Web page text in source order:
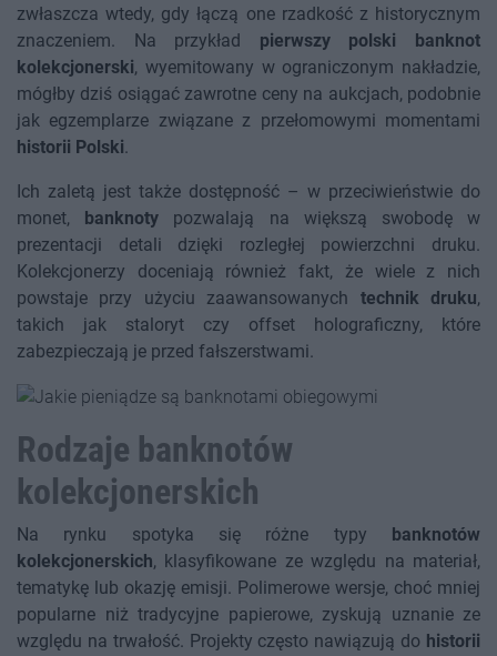
zwłaszcza wtedy, gdy łączą one rzadkość z historycznym
znaczeniem. Na przykład pierwszy polski banknot
kolekcjonerski, wyemitowany w ograniczonym nakładzie,
mógłby dziś osiągać zawrotne ceny na aukcjach, podobnie
jak egzemplarze związane z przełomowymi momentami
historii Polski.
Ich zaletą jest także dostępność – w przeciwieństwie do
monet,
banknoty pozwalają na większą swobodę w
prezentacji detali dzięki rozległej powierzchni druku.
Kolekcjonerzy doceniają również fakt, że wiele z nich
powstaje przy użyciu zaawansowanych technik druku,
takich jak staloryt czy offset holograficzny, które
zabezpieczają je przed fałszerstwami.
Rodzaje banknotów
kolekcjonerskich
Na rynku spotyka się różne typy
banknotów
kolekcjonerskich, klasyfikowane ze względu na materiał,
tematykę lub okazję emisji. Polimerowe wersje, choć mniej
popularne niż tradycyjne papierowe, zyskują uznanie ze
względu na trwałość. Projekty często nawiązują do historii